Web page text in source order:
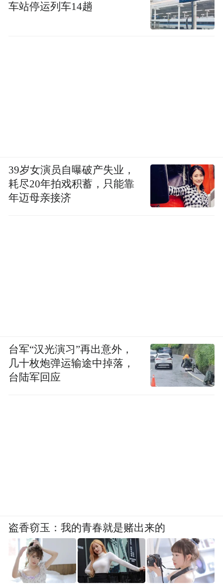
车站停运列车14趟
39岁女演员自曝破产失业，
耗尽20年拍戏积蓄，只能靠
年迈母亲接济
台军“汉光演习”再出意外，
几十枚炮弹运输途中掉落，
台陆军回应
盗香窃玉：我的青春就是赌出来的